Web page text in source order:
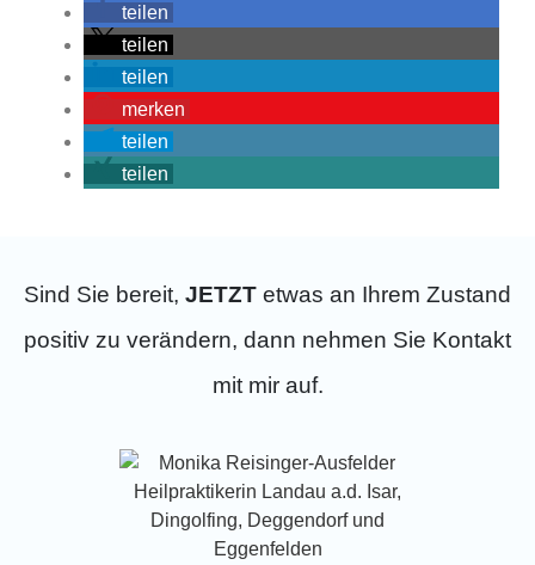
teilen
teilen
teilen
merken
teilen
teilen
Sind Sie bereit, JETZT etwas an Ihrem Zustand
positiv zu verändern, dann nehmen Sie Kontakt
mit mir auf.